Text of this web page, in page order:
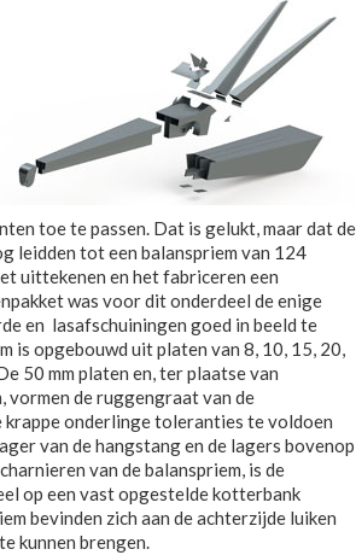
toe te passen. Dat is gelukt, maar dat de
leidden tot een balanspriem van 124
uittekenen en het fabriceren een
was voor dit onderdeel de enige
en lasafschuiningen goed in beeld te
is opgebouwd uit platen van 8, 10, 15, 20,
50 mm platen en, ter plaatse van
vormen de ruggengraat van de
krappe onderlinge toleranties te voldoen
van de hangstang en de lagers bovenop
van de balanspriem, is de
op een vast opgestelde kotterbank
bevinden zich aan de achterzijde luiken
kunnen brengen.